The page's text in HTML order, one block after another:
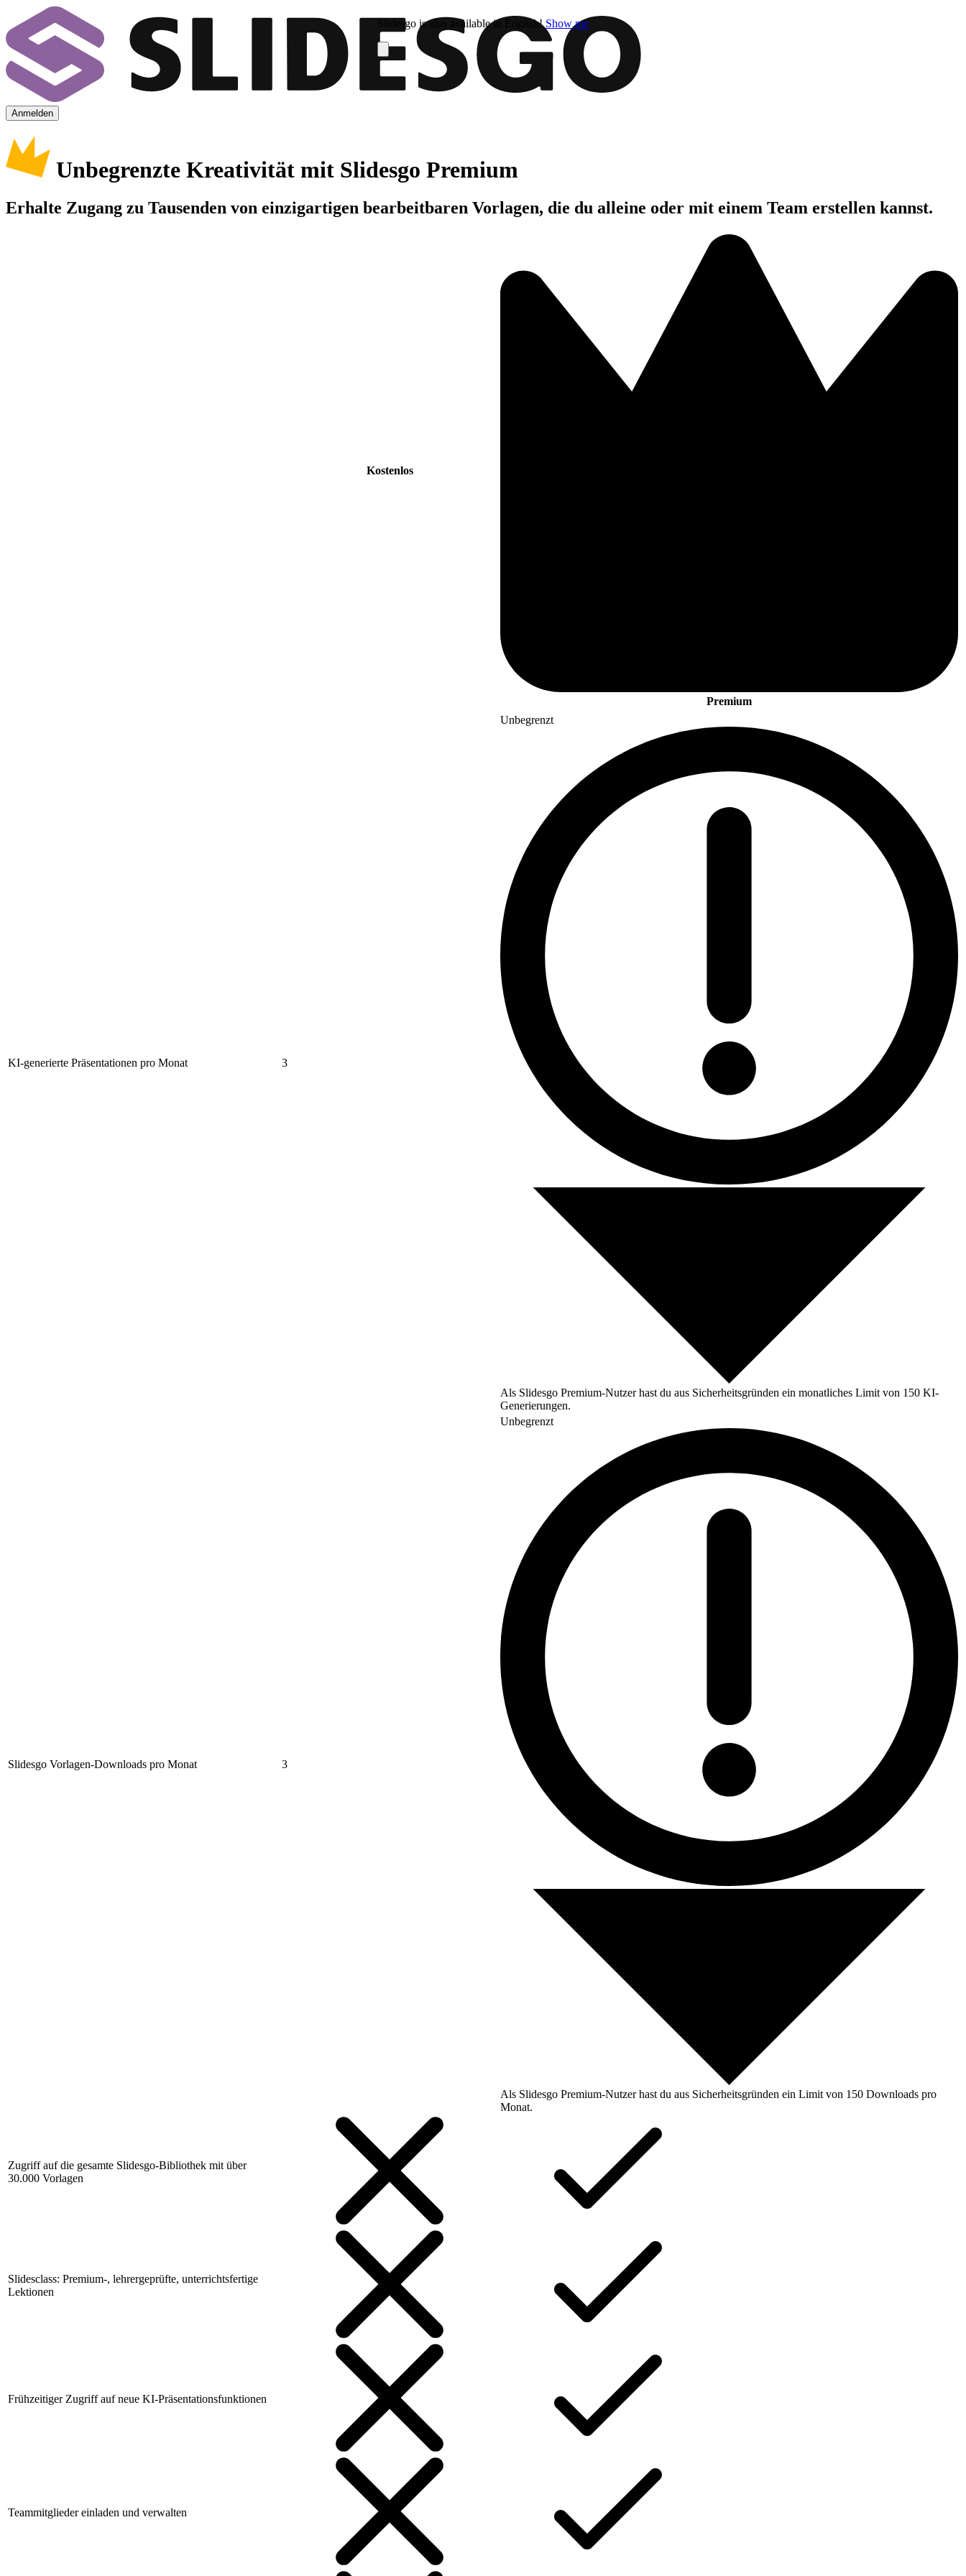
Slidesgo is also available in English! Show me
Anmelden
Unbegrenzte Kreativität mit Slidesgo Premium
Erhalte Zugang zu Tausenden von einzigartigen bearbeitbaren Vorlagen, die du alleine oder mit einem Team erstellen kannst.
Kostenlos
Premium
KI-generierte Präsentationen pro Monat 3
Unbegrenzt
Als Slidesgo Premium-Nutzer hast du aus Sicherheitsgründen ein monatliches Limit von 150 KI-
Generierungen.
Slidesgo Vorlagen-Downloads pro Monat 3
Unbegrenzt
Als Slidesgo Premium-Nutzer hast du aus Sicherheitsgründen ein Limit von 150 Downloads pro
Monat.
Zugriff auf die gesamte Slidesgo-Bibliothek mit über
30.000 Vorlagen
Slidesclass: Premium-, lehrergeprüfte, unterrichtsfertige
Lektionen
Frühzeitiger Zugriff auf neue KI-Präsentationsfunktionen
Teammitglieder einladen und verwalten